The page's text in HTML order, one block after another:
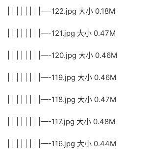
| | | | | | | |—-122.jpg 大小 0.18M
| | | | | | | |—-121.jpg 大小 0.47M
| | | | | | | |—-120.jpg 大小 0.46M
| | | | | | | |—-119.jpg 大小 0.46M
| | | | | | | |—-118.jpg 大小 0.47M
| | | | | | | |—-117.jpg 大小 0.48M
| | | | | | | |—-116.jpg 大小 0.44M